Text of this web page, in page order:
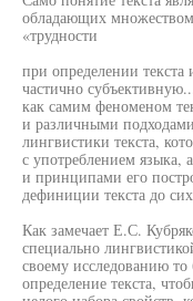
обладающих
«трудности
при определении
частично
как самим феноменом
и различными
лингвистики текста,
с употреблением языка,
и принципами его
дефиниции текста до
Как замечает Е.С.
специально
своему исследованию то
определение текста,